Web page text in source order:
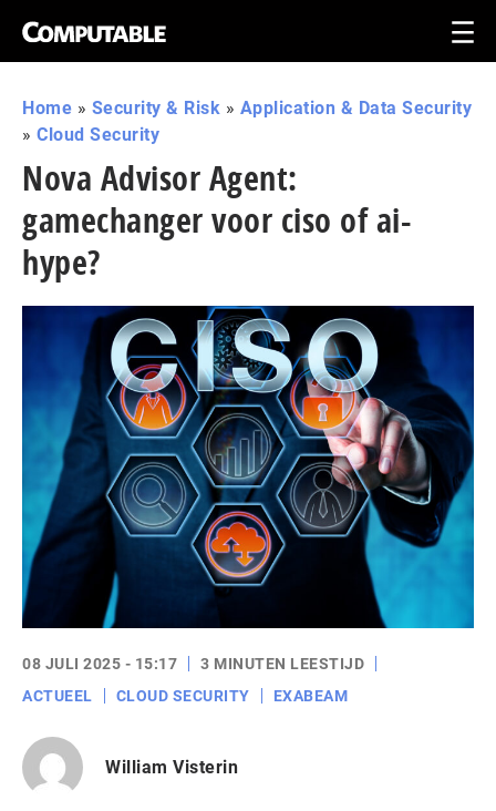
Home » Security & Risk » Application & Data Security
» Cloud Security
Nova Advisor Agent:
gamechanger voor ciso of ai-
hype?
08 JULI 2025 - 15:17
3 MINUTEN LEESTIJD
ACTUEEL
CLOUD SECURITY EXABEAM
William Visterin